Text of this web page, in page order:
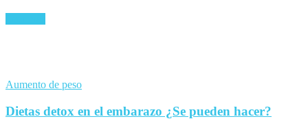
Aumento de peso
Dietas detox en el embarazo ¿Se pueden hacer?